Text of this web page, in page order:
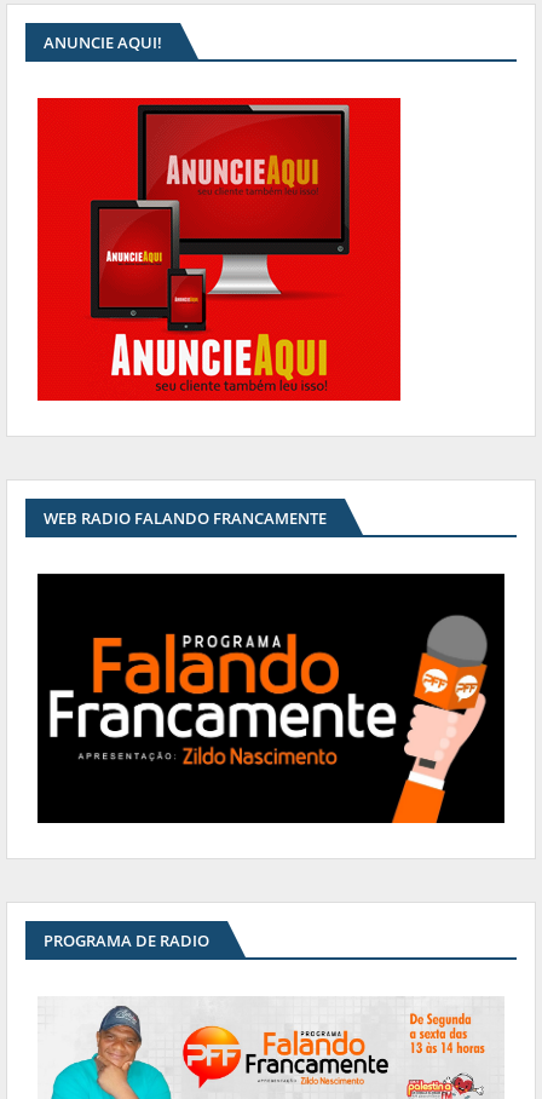
ANUNCIE AQUI!
WEB RADIO FALANDO FRANCAMENTE
PROGRAMA DE RADIO